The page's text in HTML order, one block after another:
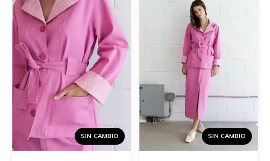
SIN CAMBIO SIN CAMBIO